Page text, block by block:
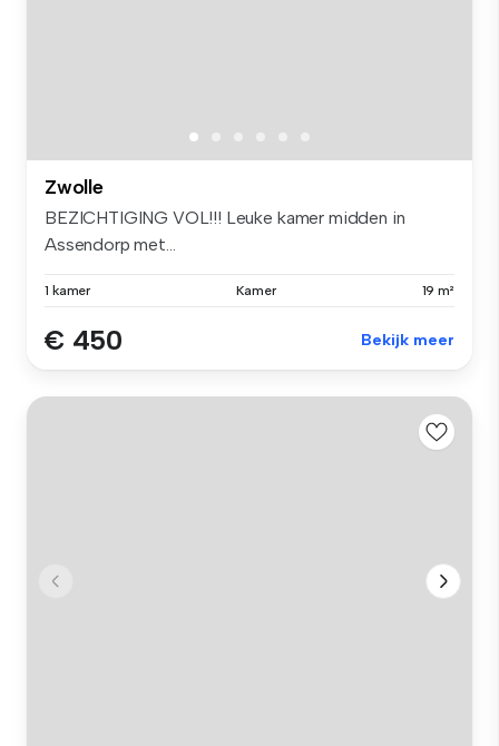
Zwolle
BEZICHTIGING VOL!!! Leuke kamer midden in
Assendorp met...
1 kamer Kamer 19 m²
€ 450 Bekijk meer